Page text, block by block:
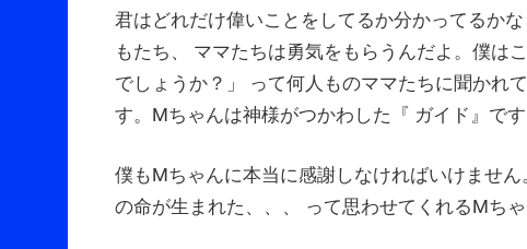
君はどれだけ偉いことをしてるか分かってるか
もたち、 ママたちは勇気をもらうんだよ。僕は
でしょうか？」 って何人ものママたちに聞かれ
す。Mちゃんは神様がつかわした『 ガイド』です
僕もMちゃんに本当に感謝しなければいけませ
の命が生まれた、、、 って思わせてくれるMち